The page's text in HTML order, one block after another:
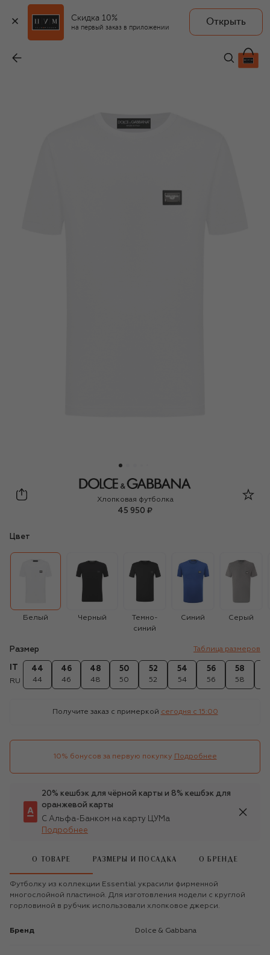
Скидка 10%
на первый заказ в приложении
Открыть
45 950 ₽
Dolce & Gabbana
Хлопковая футболка
45 950 ₽
Цвет
Белый Черный
Темно-
синий
Синий Серый
Размер Таблица размеров
RU
44
44
46
46
48
48
50
50
52
52
54
54
56
56
58
58
Получите заказ с примеркой сегодня c 15:00
10% бонусов за первую покупку Подробнее
20% кешбэк для чёрной карты и 8% кешбэк для
оранжевой карты
С Альфа-Банком на карту ЦУМа
Подробнее
О ТОВАРЕ РАЗМЕРЫ И ПОСАДКА О БРЕНДЕ
Футболку из коллекции Essential украсили фирменной
многослойной пластиной. Для изготовления модели с круглой
горловиной в рубчик использовали хлопковое джерси.
Бренд Dolce & Gabbana